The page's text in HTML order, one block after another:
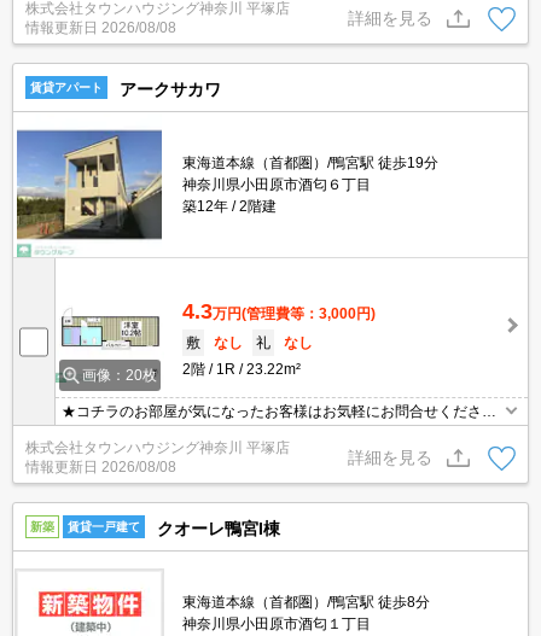
ろん、他の物件もまとめてご紹介可能です！
株式会社タウンハウジング神奈川 平塚店
情報更新日 2026/08/08
詳細を見る
賃貸アパート アークサカワ
東海道本線（首都圏）/鴨宮駅 徒歩19分
神奈川県小田原市酒匂６丁目
築12年
2階建
画像：20枚
4.3万円(管理費等：3,000円)
敷
なし 礼
なし
2階
1R 23.22m²
★コチラのお部屋が気になったお客様はお気軽にお問合せください
ませ★専門スタッフが詳細情報をご案内させていただきます！もち
ろん、他の物件もまとめてご紹介可能です！
株式会社タウンハウジング神奈川 平塚店
情報更新日 2026/08/08
詳細を見る
新築 賃貸一戸建て クオーレ鴨宮I棟
東海道本線（首都圏）/鴨宮駅 徒歩8分
神奈川県小田原市酒匂１丁目